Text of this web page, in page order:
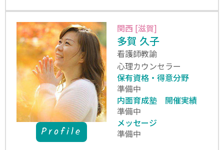
Profile
関西 [滋賀]
多賀 久子
看護師教諭
心理カウンセラー
保有資格・得意分野
準備中
内面育成塾 開催実績
準備中
メッセージ
準備中